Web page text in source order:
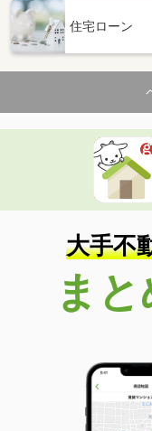
住宅ローン
大手不
まと